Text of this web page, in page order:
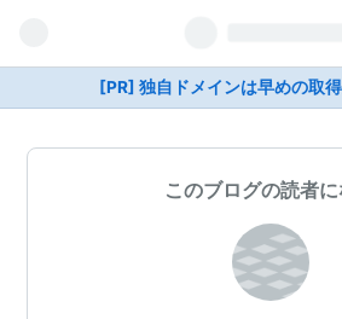
[PR] 独自ドメインは早めの取
このブログの読者